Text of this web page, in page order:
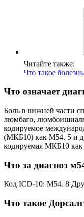
Читайте также:
Что такое
Что означает
Боль в нижней части
люмбаго,
кодируемое
(МКБ10) как М54. 5 и
кодируемая МКБ10
Что за диагноз
Код ICD-10: M54. 8
Что такое